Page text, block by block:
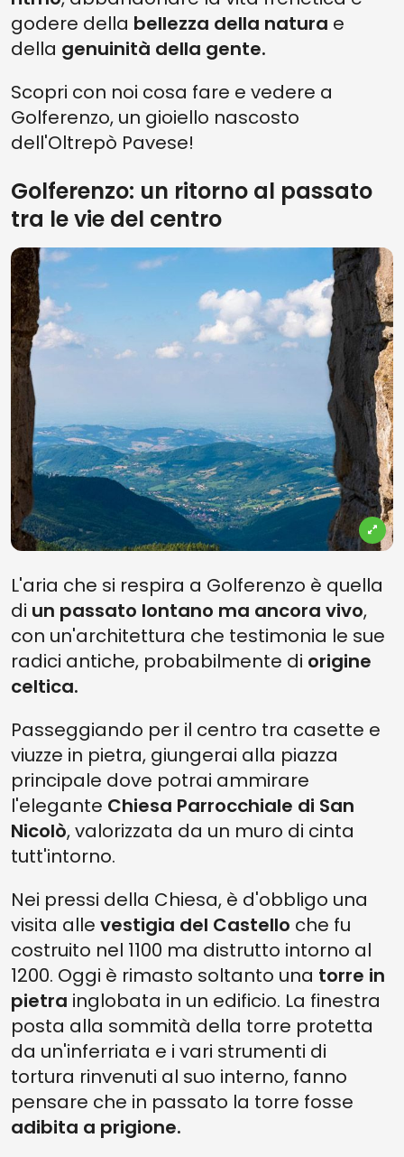
godere della bellezza della natura e
della genuinità della gente.
Scopri con noi cosa fare e vedere a
Golferenzo, un gioiello nascosto
dell'Oltrepò Pavese!
Golferenzo: un ritorno al passato
tra le vie del centro
L'aria che si respira a Golferenzo è quella
di un passato lontano ma ancora vivo,
con un'architettura che testimonia le sue
radici antiche, probabilmente di origine
celtica.
Passeggiando per il centro tra casette e
viuzze in pietra, giungerai alla piazza
principale dove potrai ammirare
l'elegante Chiesa Parrocchiale di San
Nicolò, valorizzata da un muro di cinta
tutt'intorno.
Nei pressi della Chiesa, è d'obbligo una
visita alle vestigia del Castello che fu
costruito nel 1100 ma distrutto intorno al
1200. Oggi è rimasto soltanto una torre in
pietra inglobata in un edificio. La finestra
posta alla sommità della torre protetta
da un'inferriata e i vari strumenti di
tortura rinvenuti al suo interno, fanno
pensare che in passato la torre fosse
adibita a prigione.